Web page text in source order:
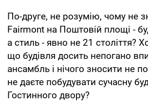
По-друге, не розумію, чому не
Fairmont на Поштовій площі -
а стиль - явно не 21 століття?
що будівля досить непогано
ансамбль і нічого зносити не
не даєте побудувати сучасну
Гостинного двору?